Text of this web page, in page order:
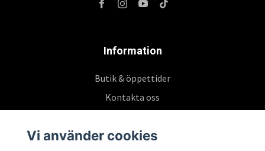
Information
Butik & öppettider
Kontakta oss
Vi använder cookies